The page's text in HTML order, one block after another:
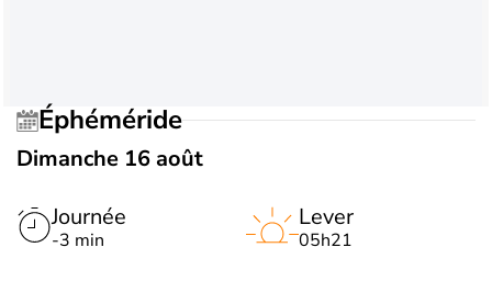
Éphéméride
Dimanche 16 août
Journée
-3 min
Lever
05h21